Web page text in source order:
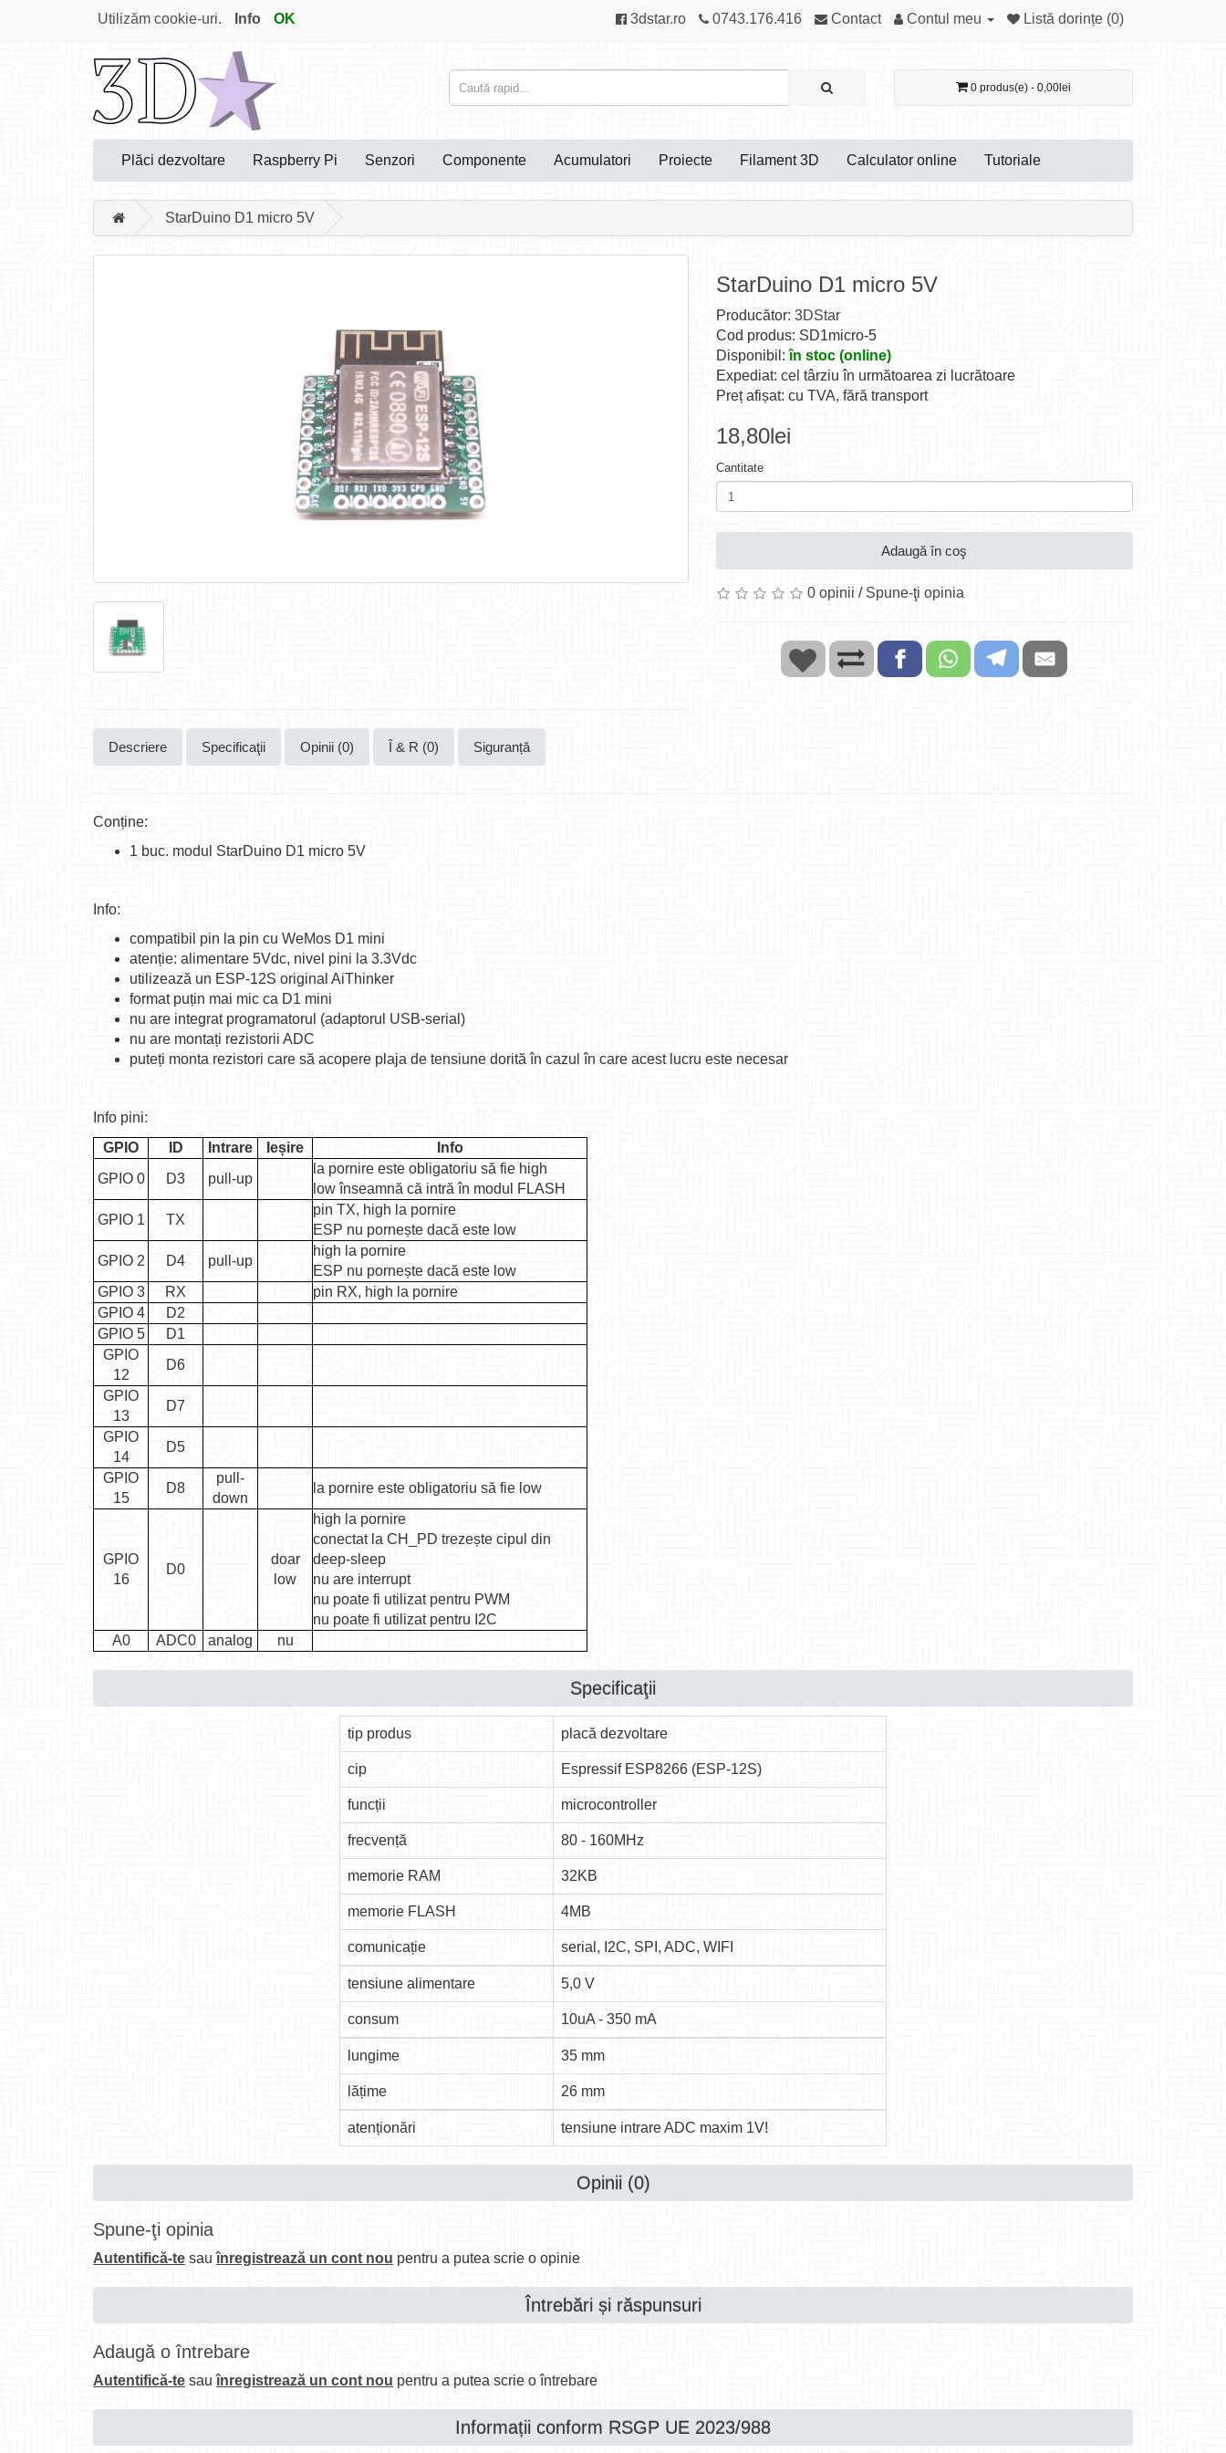
Utilizăm cookie-uri. Info OK 3dstar.ro 0743.176.416 Contact Contul meu Listă dorințe (0)
0 produs(e) - 0,00lei
Plăci dezvoltare Raspberry Pi Senzori Componente Acumulatori Proiecte Filament 3D Calculator online Tutoriale
StarDuino D1 micro 5V
Descriere Specificaţii Opinii (0) Î & R (0) Siguranță
StarDuino D1 micro 5V
Producător: 3DStar
Cod produs: SD1micro-5
Disponibil:în stoc (online)
Expediat: cel târziu în următoarea zi lucrătoare
Preț afișat: cu TVA, fără transport
18,80lei
Cantitate
Adaugă în coş
0 opinii / Spune-ţi opinia
Conține:
1 buc. modul StarDuino D1 micro 5V
Info:
compatibil pin la pin cu WeMos D1 mini
atenție: alimentare 5Vdc, nivel pini la 3.3Vdc
utilizează un ESP-12S original AiThinker
format puțin mai mic ca D1 mini
nu are integrat programatorul (adaptorul USB-serial)
nu are montați rezistorii ADC
puteți monta rezistori care să acopere plaja de tensiune dorită în cazul în care acest lucru este necesar
Info pini:
GPIO
ID Intrare Ieșire
Info
GPIO 0
D3 pull-up
la pornire este obligatoriu să fie high
low înseamnă că intră în modul FLASH
GPIO 1
TX
pin TX, high la pornire
ESP nu pornește dacă este low
GPIO 2
D4 pull-up
high la pornire
ESP nu pornește dacă este low
GPIO 3
RX
pin RX, high la pornire
GPIO 4
D2
GPIO 5
D1
GPIO
12
D6
GPIO
13
D7
GPIO
14
D5
GPIO
15
D8
pull-
down
la pornire este obligatoriu să fie low
GPIO
16
D0
doar
low
high la pornire
conectat la CH_PD trezește cipul din
deep-sleep
nu are interrupt
nu poate fi utilizat pentru PWM
nu poate fi utilizat pentru I2C
A0
ADC0 analog nu
Specificaţii
tip produs placă dezvoltare
cip Espressif ESP8266 (ESP-12S)
funcții microcontroller
frecvență 80 - 160MHz
memorie RAM 32KB
memorie FLASH 4MB
comunicație serial, I2C, SPI, ADC, WIFI
tensiune alimentare 5,0 V
consum 10uA - 350 mA
lungime 35 mm
lățime 26 mm
atenționări tensiune intrare ADC maxim 1V!
Opinii (0)
Spune-ţi opinia
Autentifică-te sauînregistrează un cont nou pentru a putea scrie o opinie
Întrebări și răspunsuri
Adaugă o întrebare
Autentifică-te sauînregistrează un cont nou pentru a putea scrie o întrebare
Informații conform RSGP UE 2023/988